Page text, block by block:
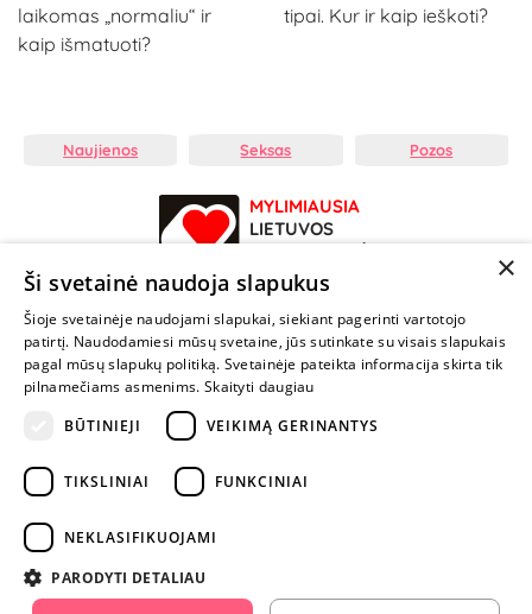
laikomas „normaliu“ ir
kaip išmatuoti?
tipai. Kur ir kaip ieškoti?
Naujienos Seksas Pozos
MYLIMIAUSIA
LIETUVOS
ELEKTRONINĖ
PARDUOTUVĖ
NENUSTOK
ŽAISTI
+370 600 84088
info@fantazijos.lt
instagram.com/fantazijos.lt
×
Ši svetainė naudoja slapukus
Šioje svetainėje naudojami slapukai, siekiant pagerinti vartotojo
patirtį. Naudodamiesi mūsų svetaine, jūs sutinkate su visais slapukais
pagal mūsų slapukų politiką. Svetainėje pateikta informacija skirta tik
pilnamečiams asmenims. Skaityti daugiau
BŪTINIEJI
VEIKIMĄ GERINANTYS
TIKSLINIAI FUNKCINIAI
NEKLASIFIKUOJAMI
PARODYTI DETALIAU